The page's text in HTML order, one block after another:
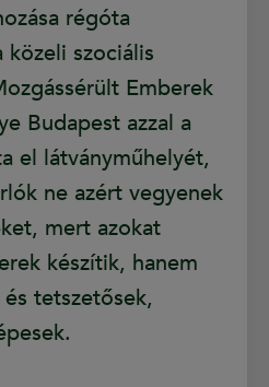
régóta
szociális
Emberek
Budapest azzal a
el látványműhelyét,
ne azért vegyenek
mert azokat
készítik, hanem
tetszetősek,